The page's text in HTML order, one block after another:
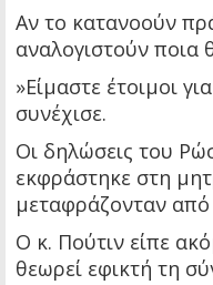
Αν το κατανοούν
αναλογιστούν ποια
»Είμαστε έτοιμοι
συνέχισε.
Οι δηλώσεις του
εκφράστηκε στη
μεταφράζονταν από
Ο κ. Πούτιν είπε
θεωρεί εφικτή τη